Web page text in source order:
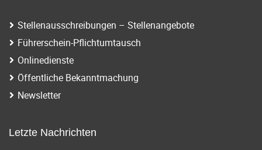
Stellenausschreibungen – Stellenangebote
Führerschein-Pflichtumtausch
Onlinedienste
Öffentliche Bekanntmachung
Newsletter
Letzte Nachrichten